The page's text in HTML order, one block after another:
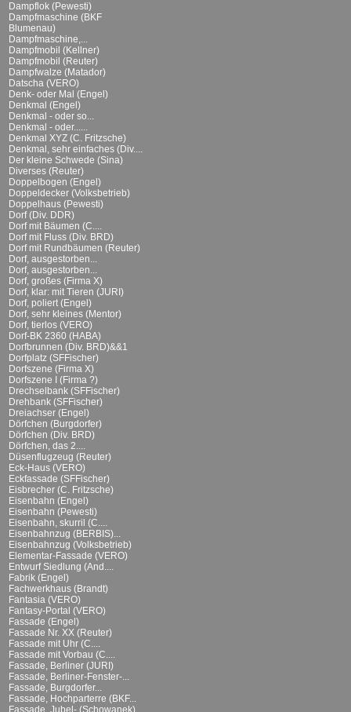
Dampflok (Pewesti)
Dampfmaschine (BKF
Blumenau)
Dampfmaschine,...
Dampfmobil (Kellner)
Dampfmobil (Reuter)
Dampfwalze (Matador)
Datscha (VERO)
Denk- oder Mal (Engel)
Denkmal (Engel)
Denkmal - oder so...
Denkmal - oder......
Denkmal XYZ (C. Fritzsche)
Denkmal, sehr einfaches (Div....
Der kleine Schwede (Sina)
Diverses (Reuter)
Doppelbogen (Engel)
Doppeldecker (Volksbetrieb)
Doppelhaus (Pewesti)
Dorf (Div. DDR)
Dorf mit Bäumen (C....
Dorf mit Fluss (Div. BRD)
Dorf mit Rundbäumen (Reuter)
Dorf, ausgestorben...
Dorf, ausgestorben...
Dorf, großes (Firma X)
Dorf, klar: mit Tieren (JURI)
Dorf, poliert (Engel)
Dorf, sehr kleines (Mentor)
Dorf, tierlos (VERO)
Dorf-BK 2360 (HABA)
Dorfbrunnen (Div. BRD)&&1
Dorfplatz (SFFischer)
Dorfszene (Firma X)
Dorfszene I (Firma ?)
Drechselbank (SFFischer)
Drehbank (SFFischer)
Dreiachser (Engel)
Dörfchen (Burgdorfer)
Dörfchen (Div. BRD)
Dörfchen, das 2....
Düsenflugzeug (Reuter)
Eck-Haus (VERO)
Eckfassade (SFFischer)
Eisbrecher (C. Fritzsche)
Eisenbahn (Engel)
Eisenbahn (Pewesti)
Eisenbahn, skurril (C....
Eisenbahnzug (BERBIS)...
Eisenbahnzug (Volksbetrieb)
Elementar-Fassade (VERO)
Entwurf Siedlung (And....
Fabrik (Engel)
Fachwerkhaus (Brandt)
Fantasia (VERO)
Fantasy-Portal (VERO)
Fassade (Engel)
Fassade Nr. XX (Reuter)
Fassade mit Uhr (C....
Fassade mit Vorbau (C....
Fassade, Berliner (JURI)
Fassade, Berliner-Fenster-...
Fassade, Burgdorfer...
Fassade, Hochparterre (BKF...
Fassade, Jubel- (Schowanek)